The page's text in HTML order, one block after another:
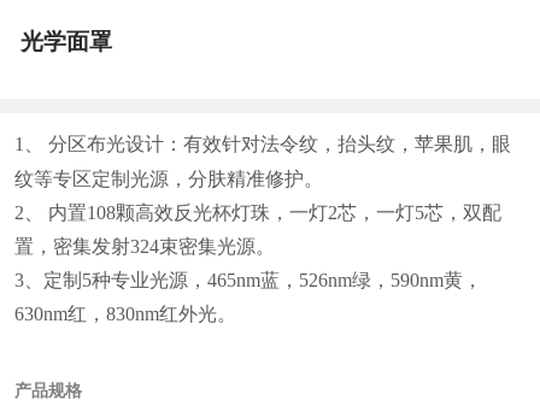
光学面罩
1、 分区布光设计：有效针对法令纹，抬头纹，苹果肌，眼
纹等专区定制光源，分肤精准修护。
2、 内置108颗高效反光杯灯珠，一灯2芯，一灯5芯，双配
置，密集发射324束密集光源。
3、定制5种专业光源，465nm蓝，526nm绿，590nm黄，
630nm红，830nm红外光。
产品规格